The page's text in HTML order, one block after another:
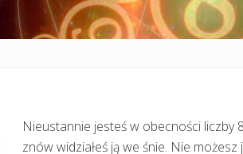
Nieustannie jesteś w obecności liczby
znów widziałeś ją we śnie. Nie możesz